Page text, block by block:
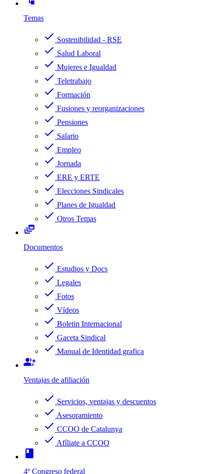
Temas
check Sostenibilidad - RSE
check Salud Laboral
check Mujeres e Igualdad
check Teletrabajo
check Formación
check Fusiones y reorganizaciones
check Pensiones
check Salario
check Empleo
check Jornada
check ERE y ERTE
check Elecciones Sindicales
check Planes de Igualdad
check Otros Temas
dynamic_feed
Documentos
check Estudios y Docs
check Legales
check Fotos
check Vídeos
check Boletin Internacional
check Gaceta Sindical
check Manual de Identidad grafica
group_add
Ventajas de afiliación
check Servicios, ventajas y descuentos
check Asesoramiento
check CCOO de Catalunya
check Afíliate a CCOO
book
4º Congreso federal